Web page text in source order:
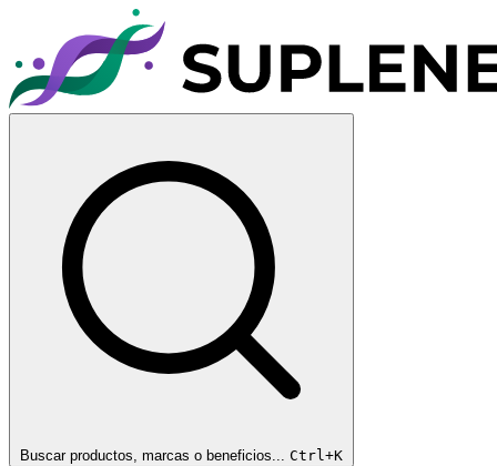
Buscar productos, marcas o beneficios... Ctrl+K